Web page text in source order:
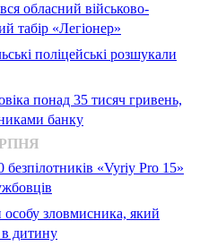
обласний військово-
табір «Легіонер»
поліцейські розшукали
понад 35 тисяч гривень,
банку
«Vyriy Pro 15»
особу зловмисника, який
дитину